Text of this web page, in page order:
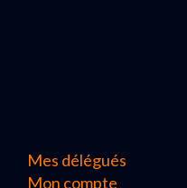
Mes délégués
Mon compte